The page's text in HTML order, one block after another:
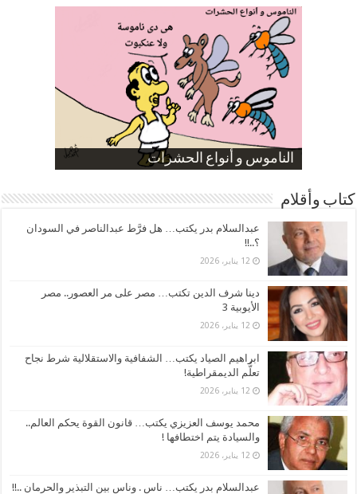
الناموس و أنواع الحشرات
الموظفين بعد ارتفاع الأسعار
ارتفاع نسبة الطلاق في مصر
صورة كاركاتيرية
صورة كاركاتيرية
كتاب وأقلام
عبدالسلام بدر يكتب… هل فرَّط عبدالناصر في السودان
؟..!!
12 يناير، 2026
دينا شرف الدين تكتب… مصر على مر العصور.. مصر
الأيوبية 3
12 يناير، 2026
ابراهيم الصياد يكتب… الشفافية والاستقلالية شرط نجاح
تعلُّم الديمقراطية!
12 يناير، 2026
محمد يوسف العزيزي يكتب… قانون القوة يحكم العالم..
والسيادة يتم اختطافها !
12 يناير، 2026
عبدالسلام بدر يكتب… ناس . وناس بين التبذير والحرمان ..!!